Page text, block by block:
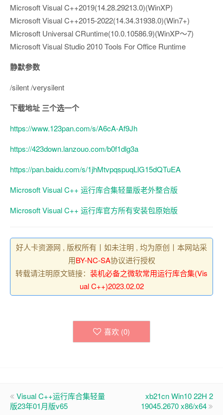
Microsoft Visual C++2019(14.28.29213.0)(WinXP)
Microsoft Visual C++2015-2022(14.34.31938.0)(Win7+)
Microsoft Universal CRuntime(10.0.10586.9)(WinXP～7)
Microsoft Visual Studio 2010 Tools For Office Runtime
静默参数
/silent /verysilent
下载地址 三个选一个
https://www.123pan.com/s/A6cA-Af9Jh
https://423down.lanzouo.com/b0f1dlg3a
https://pan.baidu.com/s/1jhMtvpqspuqLlG15dQTuEA
Microsoft Visual C++ 运行库合集轻量版老外整合版
Microsoft Visual C++ 运行库官方所有安装包原始版
好人卡资源网 , 版权所有丨如未注明 , 均为原创丨本网站采
用BY-NC-SA协议进行授权
转载请注明原文链接： 装机必备之微软常用运行库合集(Vis
ual C++)2023.02.02
喜欢 (0)
Visual C++运行库合集轻量
版23年01月版v65
xb21cn Win10 22H 2
19045.2670 x86/x64